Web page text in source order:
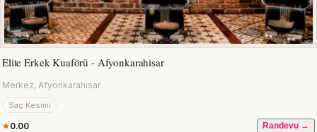
Elite Erkek Kuaförü - Afyonkarahisar
Merkez, Afyonkarahisar
Saç Kesimi
0.00 Randevu →